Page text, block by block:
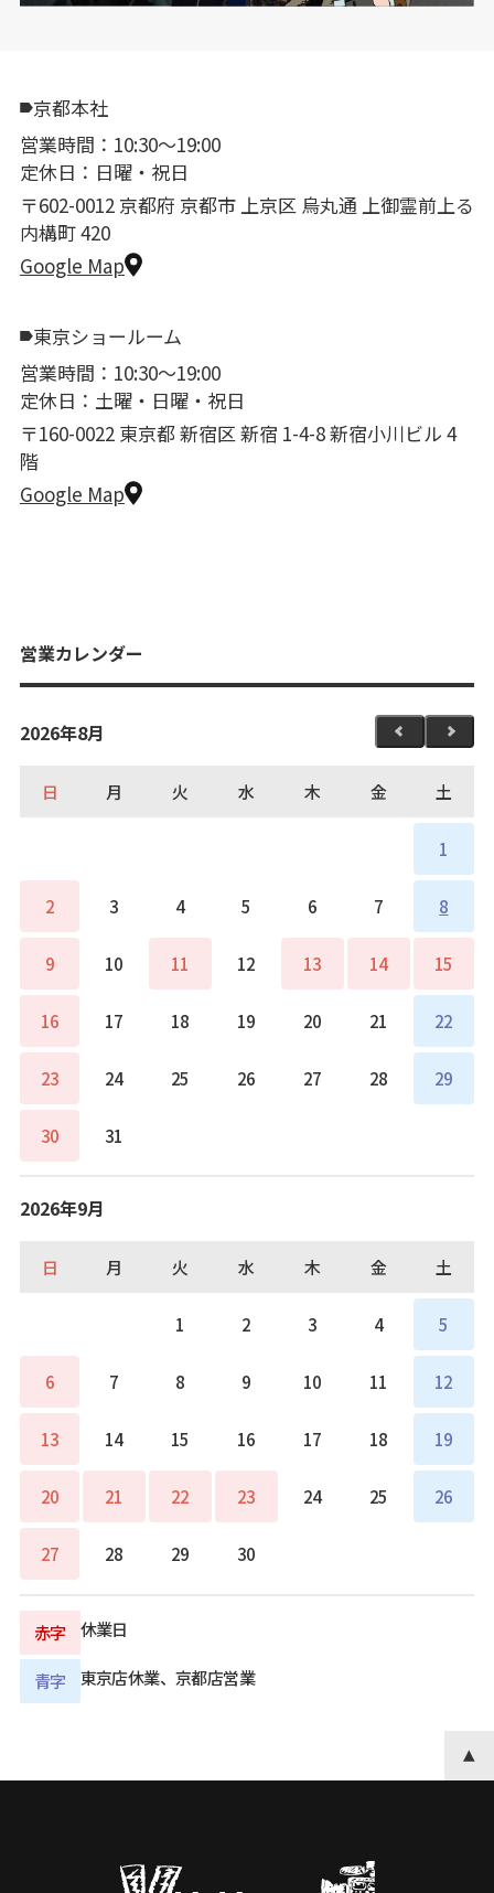
京都本社
営業時間：10:30〜19:00
定休日：日曜・祝日
〒602-0012 京都府 京都市 上京区 烏丸通 上御霊前上る
内構町 420
Google Map
東京ショールーム
営業時間：10:30〜19:00
定休日：土曜・日曜・祝日
〒160-0022 東京都 新宿区 新宿 1-4-8 新宿小川ビル 4
階
Google Map
営業カレンダー
2026年8月
日 月 火 水 木 金 土
1
2 3 4 5 6 7 8
9 10 11 12 13 14 15
16 17 18 19 20 21 22
23 24 25 26 27 28 29
30 31
2026年9月
日 月 火 水 木 金 土
1 2 3 4 5
6 7 8 9 10 11 12
13 14 15 16 17 18 19
20 21 22 23 24 25 26
27 28 29 30
赤字 休業日
青字 東京店休業、京都店営業